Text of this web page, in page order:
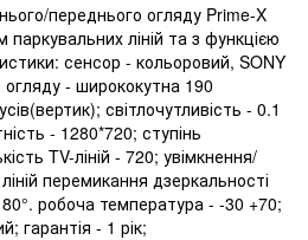
переднього огляду Prime-X
ліній та з функцією
сенсор - кольоровий, SONY
- ширококутна 190
світлочутливість - 0.1
- 1280*720; ступінь
TV-ліній - 720; увімкнення/
перемикання дзеркальності
робоча температура - -30 +70;
гарантія - 1 рік;